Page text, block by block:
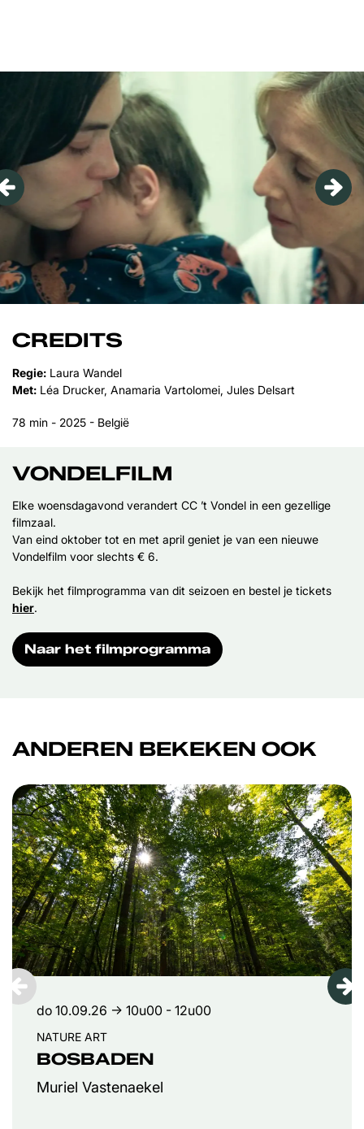
CREDITS
Regie: Laura Wandel
Met: Léa Drucker, Anamaria Vartolomei, Jules Delsart
78 min - 2025 - België
VONDELFILM
Elke woensdagavond verandert CC ’t Vondel in een gezellige
filmzaal.
Van eind oktober tot en met april geniet je van een nieuwe
Vondelfilm voor slechts € 6.
Bekijk het filmprogramma van dit seizoen en bestel je tickets
hier.
Naar het filmprogramma
ANDEREN BEKEKEN OOK
Overslaan
BOSBADEN
Muriel Vastenaekel
NATURE ART
do 10.09.26 → 10u00 - 12u00